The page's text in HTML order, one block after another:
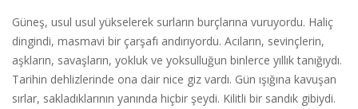
Güneş, usul usul yükselerek surların burçlarına vuruyordu. Haliç
dingindi, masmavi bir çarşafı andırıyordu. Acıların, sevinçlerin,
aşkların, savaşların, yokluk ve yoksulluğun binlerce yıllık tanığıydı.
Tarihin dehlizlerinde ona dair nice giz vardı. Gün ışığına kavuşan
sırlar, sakladıklarının yanında hiçbir şeydi. Kilitli bir sandık gibiydi.